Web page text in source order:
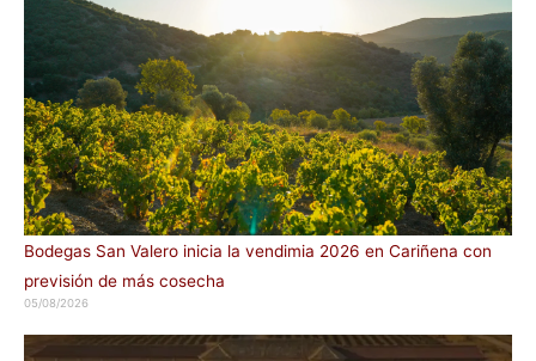
Bodegas San Valero inicia la vendimia 2026 en Cariñena con
previsión de más cosecha
05/08/2026